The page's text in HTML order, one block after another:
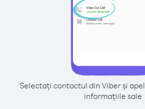
Selectați contactul din Viber și
informațiile sale